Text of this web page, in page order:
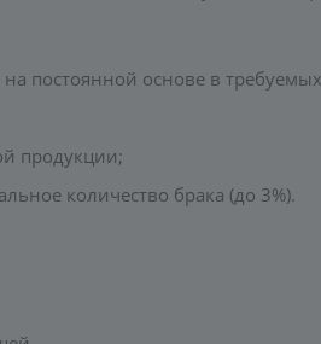
постоянной основе в
продукции;
количество брака (до 3%).